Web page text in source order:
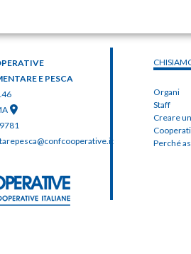
E PESCA
Organi
Staff
Creare
Perché